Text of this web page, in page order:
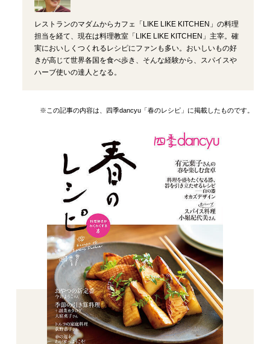
レストランのマダムからカフェ「LIKE LIKE KITCHEN」の料理
担当を経て、現在は料理教室「LIKE LIKE KITCHEN」主宰。確
実においしくつくれるレシピにファンも多い。おいしいもの好
きが高じて世界各国を食べ歩き、そんな経験から、スパイスや
ハーブ使いの達人となる。
※この記事の内容は、四季dancyu「春のレシピ」に掲載したものです。